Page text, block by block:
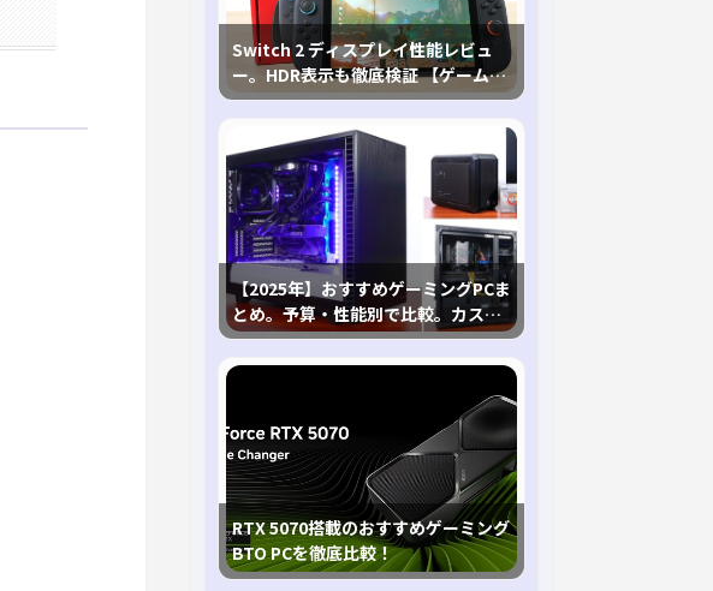
Switch 2 ディスプレイ性能レビュ
ー。HDR表示も徹底検証 【ゲームに
おけるHDRの未来を切り開く1台！】
【2025年】おすすめゲーミングPCま
とめ。予算・性能別で比較。カスタ
マイズ指南も
RTX 5070搭載のおすすめゲーミング
BTO PCを徹底比較！